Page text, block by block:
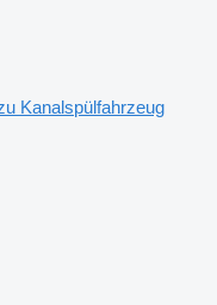
Kanalspülfahrzeug